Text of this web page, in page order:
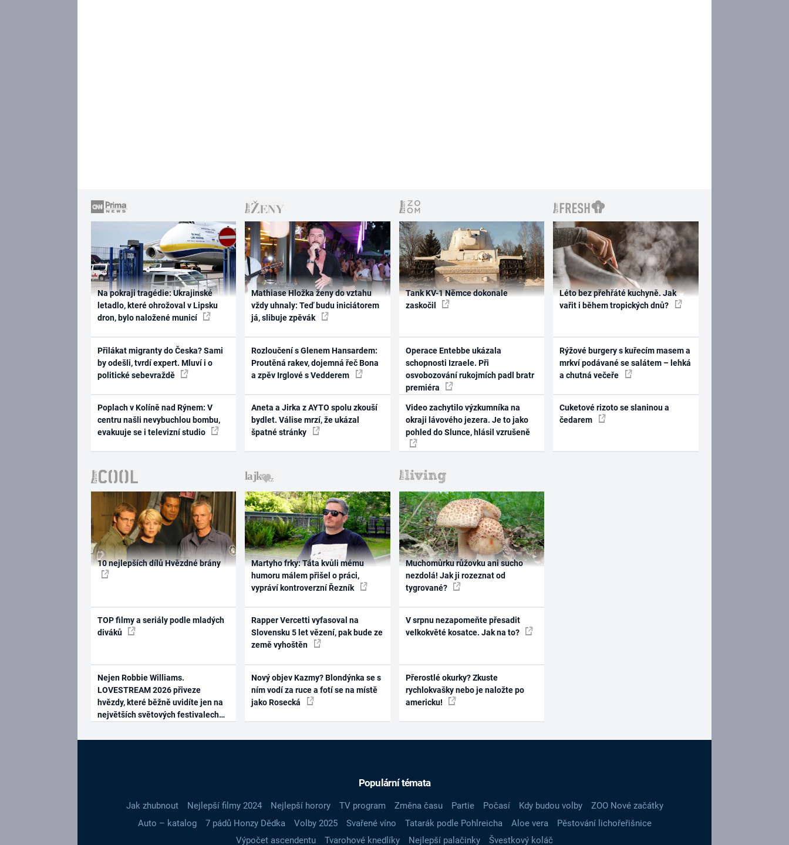
Na pokraji tragédie: Ukrajinské
letadlo, které ohrožoval v Lipsku
dron, bylo naložené municí
Přilákat migranty do Česka? Sami
by odešli, tvrdí expert. Mluví i o
politické sebevraždě
Poplach v Kolíně nad Rýnem: V
centru našli nevybuchlou bombu,
evakuuje se i televizní studio
Mathiase Hložka ženy do vztahu
vždy uhnaly: Teď budu iniciátorem
já, slibuje zpěvák
Rozloučení s Glenem Hansardem:
Proutěná rakev, dojemná řeč Bona
a zpěv Irglové s Vedderem
Aneta a Jirka z AYTO spolu zkouší
bydlet. Válise mrzí, že ukázal
špatné stránky
Tank KV-1 Němce dokonale
zaskočil
Operace Entebbe ukázala
schopnosti Izraele. Při
osvobozování rukojmích padl bratr
premiéra
Video zachytilo výzkumníka na
okraji lávového jezera. Je to jako
pohled do Slunce, hlásil vzrušeně
Léto bez přehřáté kuchyně. Jak
vařit i během tropických dnů?
Rýžové burgery s kuřecím masem a
mrkví podávané se salátem – lehká
a chutná večeře
Cuketové rizoto se slaninou a
čedarem
10 nejlepších dílů Hvězdné brány
TOP filmy a seriály podle mladých
diváků
Nejen Robbie Williams.
LOVESTREAM 2026 přiveze
hvězdy, které běžně uvidíte jen na
největších světových festivalech
Martyho frky: Táta kvůli mému
humoru málem přišel o práci,
vypráví kontroverzní Řezník
Rapper Vercetti vyfasoval na
Slovensku 5 let vězení, pak bude ze
země vyhoštěn
Nový objev Kazmy? Blondýnka se s
ním vodí za ruce a fotí se na místě
jako Rosecká
Muchomůrku růžovku ani sucho
nezdolá! Jak ji rozeznat od
tygrované?
V srpnu nezapomeňte přesadit
velkokvěté kosatce. Jak na to?
Přerostlé okurky? Zkuste
rychlokvašky nebo je naložte po
americku!
Populární témata
Jak zhubnout Nejlepší filmy 2024 Nejlepší horory TV program Změna času Partie Počasí Kdy budou volby
ZOO Nové začátky
Auto – katalog
7 pádů Honzy Dědka Volby 2025 Svařené víno Tatarák podle Pohlreicha Aloe vera
Pěstování lichořeřišnice
Výpočet ascendentu
Tvarohové knedlíky Nejlepší palačinky Švestkový koláč